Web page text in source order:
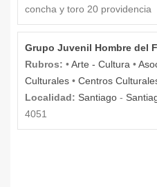
concha y toro 20 providencia
Grupo Juvenil Hombre del
Rubros: •Arte - Cultura •
Culturales • Centros
Localidad: Santiago -
4051